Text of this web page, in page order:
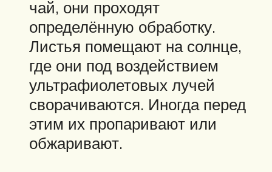
чай, они проходят
определённую обработку.
Листья помещают на солнце,
где они под воздействием
ультрафиолетовых лучей
сворачиваются. Иногда перед
этим их пропаривают или
обжаривают.